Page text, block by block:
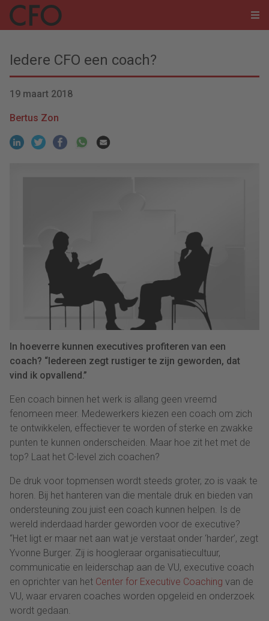
Iedere CFO een coach?
19 maart 2018
Bertus Zon
In hoeverre kunnen executives profiteren van een
coach? “Iedereen zegt rustiger te zijn geworden, dat
vind ik opvallend.”
Een coach binnen het werk is allang geen vreemd
fenomeen meer. Medewerkers kiezen een coach om zich
te ontwikkelen, effectiever te worden of sterke en zwakke
punten te kunnen onderscheiden. Maar hoe zit het met de
top? Laat het C-level zich coachen?
De druk voor topmensen wordt steeds groter, zo is vaak te
horen. Bij het hanteren van die mentale druk en bieden van
ondersteuning zou juist een coach kunnen helpen. Is de
wereld inderdaad harder geworden voor de executive?
“Het ligt er maar net aan wat je verstaat onder ‘harder’, zegt
Yvonne Burger. Zij is hoogleraar organisatiecultuur,
communicatie en leiderschap aan de VU, executive coach
en oprichter van het Center for Executive Coaching van de
VU, waar ervaren coaches worden opgeleid en onderzoek
wordt gedaan.